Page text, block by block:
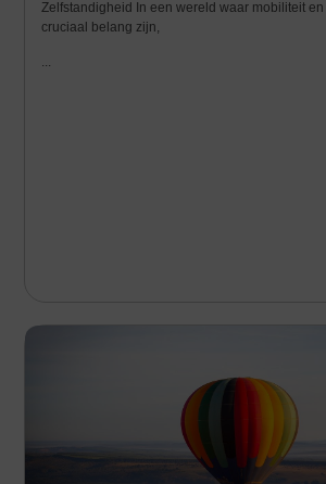
Zelfstandigheid In een wereld waar mobiliteit
cruciaal belang zijn,
...